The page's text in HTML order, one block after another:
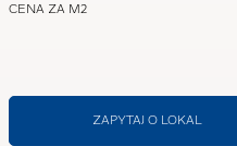
CENA ZA M2
ZAPYTAJ O LOKAL